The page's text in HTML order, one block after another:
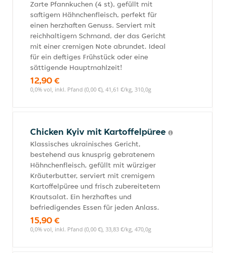
Zarte Pfannkuchen (4 st), gefüllt mit
saftigem Hähnchenfleisch, perfekt für
einen herzhaften Genuss. Serviert mit
reichhaltigem Schmand, der das Gericht
mit einer cremigen Note abrundet. Ideal
für ein deftiges Frühstück oder eine
sättigende Hauptmahlzeit!
12,90 €
0,0% vol, inkl. Pfand (0,00 €), 41,61 €/kg, 310,0g
Chicken Kyiv mit Kartoffelpüree
Klassisches ukrainisches Gericht,
bestehend aus knusprig gebratenem
Hähnchenfleisch, gefüllt mit würziger
Kräuterbutter, serviert mit cremigem
Kartoffelpüree und frisch zubereitetem
Krautsalat. Ein herzhaftes und
befriedigendes Essen für jeden Anlass.
15,90 €
0,0% vol, inkl. Pfand (0,00 €), 33,83 €/kg, 470,0g